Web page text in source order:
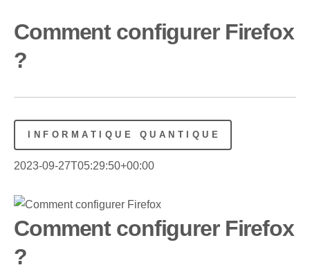
Comment configurer Firefox
?
INFORMATIQUE QUANTIQUE
2023-09-27T05:29:50+00:00
Comment configurer Firefox
?